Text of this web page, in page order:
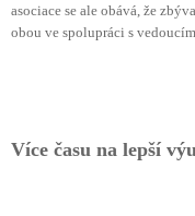
asociace se ale obává, že
obou ve spolupráci s
Více času na lepší